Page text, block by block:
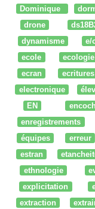
Dominique
drone
dynamisme
e/
ecole
ecologie
ecran
ecritures
electronique
EN
enregistrements
équipes
erreur
estran
ethnologie
explicitation
extraction